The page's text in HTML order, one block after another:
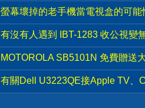
螢幕壞掉的老手機當電視盒的可能
有沒有人遇到 IBT-1283 收公視變
MOTOROLA SB5101N 免費贈送
有關Dell U3223QE接Apple TV、